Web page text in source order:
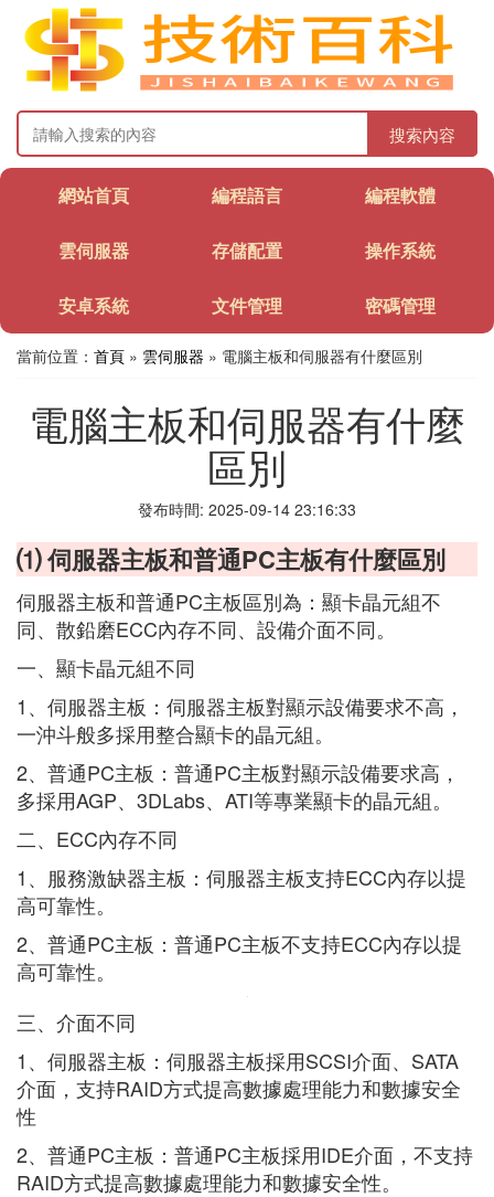
搜索內容
網站首頁 編程語言 編程軟體
雲伺服器 存儲配置 操作系統
安卓系統 文件管理 密碼管理
當前位置： 首頁 » 雲伺服器 » 電腦主板和伺服器有什麼區別
電腦主板和伺服器有什麼
區別
發布時間: 2025-09-14 23:16:33
⑴ 伺服器主板和普通PC主板有什麼區別
伺服器主板和普通PC主板區別為：顯卡晶元組不
同、散鉛磨ECC內存不同、設備介面不同。
一、顯卡晶元組不同
1、伺服器主板：伺服器主板對顯示設備要求不高，
一沖斗般多採用整合顯卡的晶元組。
2、普通PC主板：普通PC主板對顯示設備要求高，
多採用AGP、3DLabs、ATI等專業顯卡的晶元組。
二、ECC內存不同
1、服務激缺器主板：伺服器主板支持ECC內存以提
高可靠性。
2、普通PC主板：普通PC主板不支持ECC內存以提
高可靠性。
三、介面不同
1、伺服器主板：伺服器主板採用SCSI介面、SATA
介面，支持RAID方式提高數據處理能力和數據安全
性
2、普通PC主板：普通PC主板採用IDE介面，不支持
RAID方式提高數據處理能力和數據安全性。